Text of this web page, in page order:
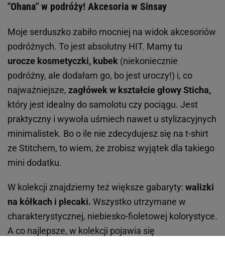
"Ohana" w podróży! Akcesoria w Sinsay
Moje serduszko zabiło mocniej na widok akcesoriów
podróżnych. To jest absolutny HIT. Mamy tu
urocze kosmetyczki, kubek (niekoniecznie
podróżny, ale dodałam go, bo jest uroczy!) i, co
najważniejsze, zagłówek w kształcie głowy Sticha,
który jest idealny do samolotu czy pociągu. Jest
praktyczny i wywoła uśmiech nawet u stylizacyjnych
minimalistek. Bo o ile nie zdecydujesz się na t-shirt
ze Stitchem, to wiem, że zrobisz wyjątek dla takiego
mini dodatku.
W kolekcji znajdziemy też większe gabaryty: walizki
na kółkach i plecaki. Wszystko utrzymane w
charakterystycznej, niebiesko-fioletowej kolorystyce.
A co najlepsze, w kolekcji pojawia się